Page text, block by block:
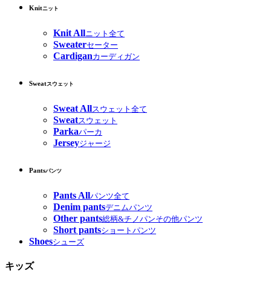
Knitニット
Knit Allニット全て
Sweaterセーター
Cardiganカーディガン
Sweatスウェット
Sweat Allスウェット全て
Sweatスウェット
Parkaパーカ
Jerseyジャージ
Pantsパンツ
Pants Allパンツ全て
Denim pantsデニムパンツ
Other pants総柄&チノパンその他パンツ
Short pantsショートパンツ
Shoesシューズ
キッズ